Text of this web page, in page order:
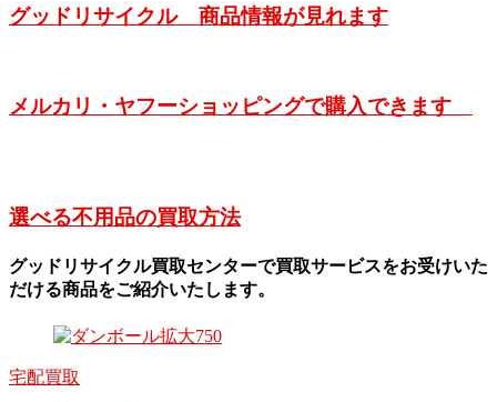
グッドリサイクル 商品情報が見れます
メルカリ・ヤフーショッピングで購入できます
選べる不用品の買取方法
グッドリサイクル買取センターで買取サービスをお受けいた
だける商品をご紹介いたします。
宅配買取